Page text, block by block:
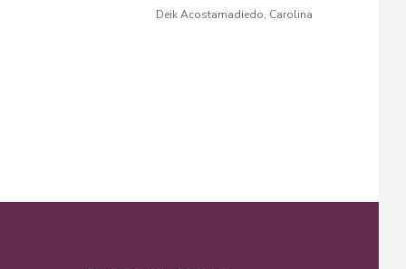
contratos estatales
original actual
Deik Acostamadiedo, Carolina